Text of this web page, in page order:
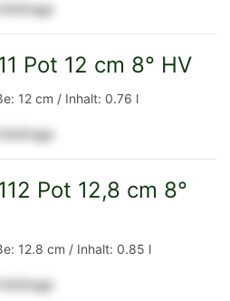
Anfrage
Pot 12 cm 8° HV
12 cm / Inhalt: 0.76 l
Anfrage
Pot 12,8 cm 8°
12.8 cm / Inhalt: 0.85 l
Anfrage